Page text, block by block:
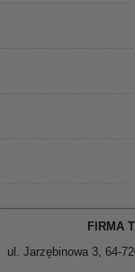
FIRMA
ul. Jarzębinowa 3, 64-